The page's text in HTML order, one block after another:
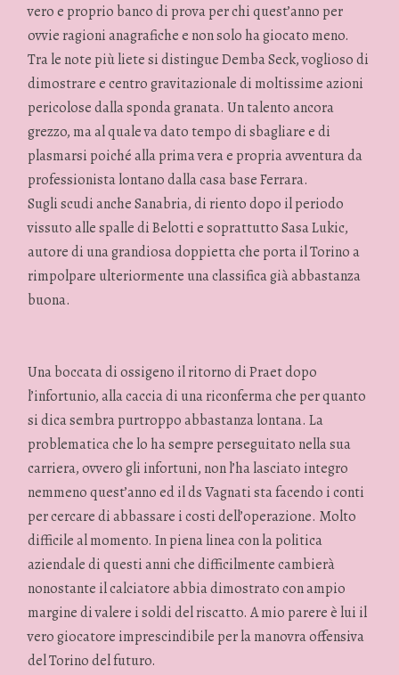
vero e proprio banco di prova per chi quest’anno per
ovvie ragioni anagrafiche e non solo ha giocato meno.
Tra le note più liete si distingue Demba Seck, voglioso di
dimostrare e centro gravitazionale di moltissime azioni
pericolose dalla sponda granata. Un talento ancora
grezzo, ma al quale va dato tempo di sbagliare e di
plasmarsi poiché alla prima vera e propria avventura da
professionista lontano dalla casa base Ferrara.
Sugli scudi anche Sanabria, di riento dopo il periodo
vissuto alle spalle di Belotti e soprattutto Sasa Lukic,
autore di una grandiosa doppietta che porta il Torino a
rimpolpare ulteriormente una classifica già abbastanza
buona.
Una boccata di ossigeno il ritorno di Praet dopo
l’infortunio, alla caccia di una riconferma che per quanto
si dica sembra purtroppo abbastanza lontana. La
problematica che lo ha sempre perseguitato nella sua
carriera, ovvero gli infortuni, non l’ha lasciato integro
nemmeno quest’anno ed il ds Vagnati sta facendo i conti
per cercare di abbassare i costi dell’operazione. Molto
difficile al momento. In piena linea con la politica
aziendale di questi anni che difficilmente cambierà
nonostante il calciatore abbia dimostrato con ampio
margine di valere i soldi del riscatto. A mio parere è lui il
vero giocatore imprescindibile per la manovra offensiva
del Torino del futuro.